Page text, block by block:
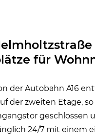
für
Autobahn A16
der zweiten Etage,
geschlossen
24/7 mit einem